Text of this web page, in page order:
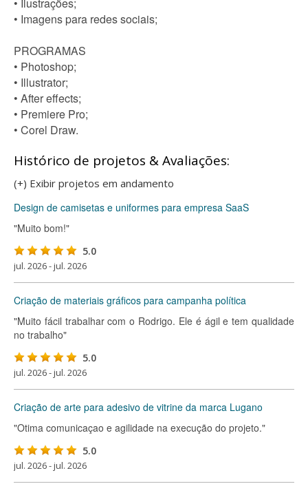
• Imagens para redes sociais;
PROGRAMAS
• Photoshop;
• Illustrator;
• After effects;
• Premiere Pro;
• Corel Draw.
Histórico de projetos & Avaliações:
(+) Exibir projetos em andamento
Design de camisetas e uniformes para empresa SaaS
"Muito bom!"
5.0
jul. 2026 - jul. 2026
Criação de materiais gráficos para campanha política
"Muito fácil trabalhar com o Rodrigo. Ele é ágil e tem qualidade
no trabalho"
5.0
jul. 2026 - jul. 2026
Criação de arte para adesivo de vitrine da marca Lugano
"Otima comunicaçao e agilidade na execução do projeto."
5.0
jul. 2026 - jul. 2026